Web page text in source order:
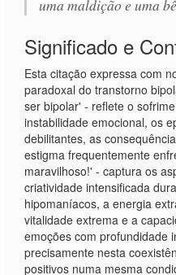
uma maldição e uma
Significado e
Esta citação expressa com
paradoxal do transtorno
ser bipolar' - reflete o
instabilidade emocional, os
debilitantes, as
estigma frequentemente
maravilhoso!' - captura os
criatividade intensificada
hipomaníacos, a energia
vitalidade extrema e a
emoções com profundidade
precisamente nesta
positivos numa mesma